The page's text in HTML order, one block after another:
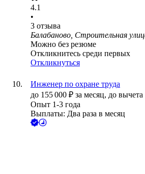
4.1
•
3 отзыва
Балабаново, Строительная
Можно без резюме
Откликнитесь среди первых
Откликнуться
Инженер по охране труда
до 155 000 ₽ за месяц, до вычета
Опыт 1-3 года
Выплаты: Два раза в месяц